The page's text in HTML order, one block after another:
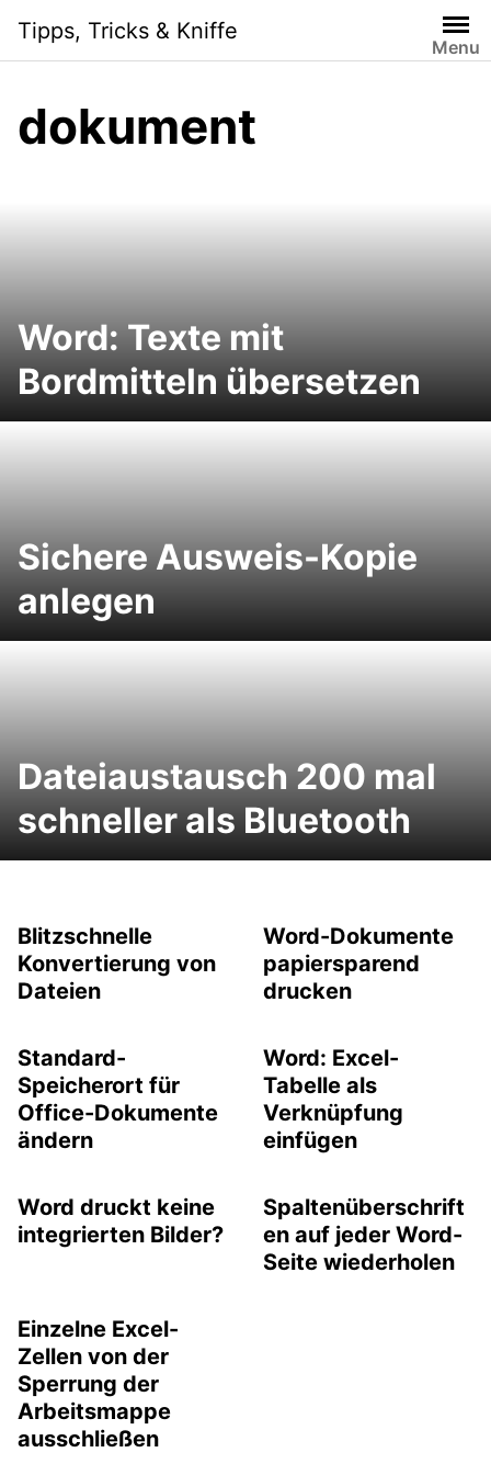
content
Tipps, Tricks & Kniffe
Menu
dokument
Word: Texte mit
Bordmitteln übersetzen
Sichere Ausweis-Kopie
anlegen
Dateiaustausch 200 mal
schneller als Bluetooth
Blitzschnelle
Konvertierung von
Dateien
Word-Dokumente
papiersparend
drucken
Standard-
Speicherort für
Office-Dokumente
ändern
Word: Excel-
Tabelle als
Verknüpfung
einfügen
Word druckt keine
integrierten Bilder?
Spaltenüberschrift
en auf jeder Word-
Seite wiederholen
Einzelne Excel-
Zellen von der
Sperrung der
Arbeitsmappe
ausschließen